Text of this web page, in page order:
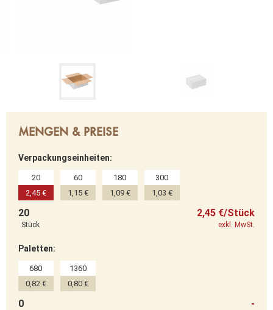
MENGEN & PREISE
Verpackungseinheiten:
20
2,45 €
60
1,15 €
180
1,09 €
300
1,03 €
20
Stück
2,45 €/Stück
exkl. MwSt.
Paletten:
680
0,82 €
1360
0,80 €
0 -